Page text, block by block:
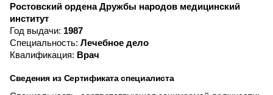
Ростовский ордена Дружбы народов медицинский
институт
Год выдачи: 1987
Специальность: Лечебное дело
Квалификация: Врач
Сведения из Сертификата специалиста